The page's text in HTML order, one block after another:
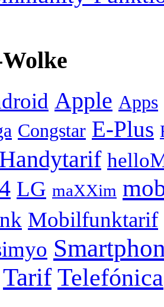
Apple Apps
Congstar E-Plus
Handytarif
LG maXXim
Mobilfunktarif
Tarif Telefónica